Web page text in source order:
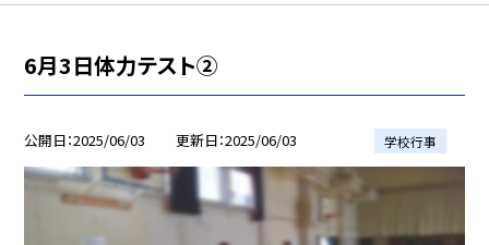
6月3日体力テスト②
公開日 2025/06/03 更新日 2025/06/03 学校行事